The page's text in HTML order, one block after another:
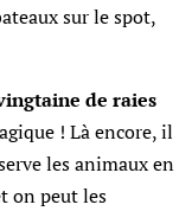
sur le spot,
de raies
! Là encore, il
les animaux en
on peut les